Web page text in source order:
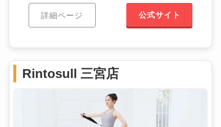
詳細ページ 公式サイト
Rintosull 三宮店